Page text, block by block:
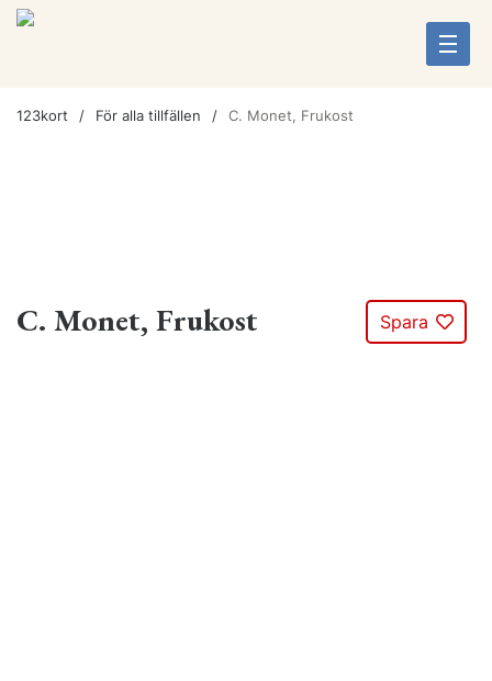
123kort För alla tillfällen C. Monet, Frukost
C. Monet, Frukost Spara